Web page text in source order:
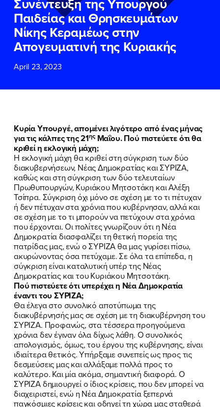
Παιδείας και Θρησκευμάτων
Νίκης Κεραμέως στην
Απογευματινή της Κυριακής
April 23, 2023
Κυρία Υπουργέ, απομένει λιγότερο από ένας μήνας
για τις κάλπες της 21ηςΜαΐου. Πού πιστεύετε ότι θα
κριθεί η εκλογική μάχη;
Η εκλογική μάχη θα κριθεί στη σύγκριση των δύο
διακυβερνήσεων, Νέας Δημοκρατίας και ΣΥΡΙΖΑ,
καθώς και στη σύγκριση των δύο τελευταίων
Πρωθυπουργών, Κυριάκου Μητσοτάκη και Αλέξη
Τσίπρα. Σύγκριση όχι μόνο σε σχέση με το τι πέτυχαν
ή δεν πέτυχαν στα χρόνια που κυβέρνησαν, αλλά και
σε σχέση με το τι μπορούν να πετύχουν στα χρόνια
που έρχονται. Οι πολίτες γνωρίζουν ότι η Νέα
Δημοκρατία διασφαλίζει τη θετική πορεία της
πατρίδας μας, ενώ ο ΣΥΡΙΖΑ θα μας γυρίσει πίσω,
ακυρώνοντας όσα πετύχαμε. Σε όλα τα επίπεδα, η
σύγκριση είναι καταλυτική υπέρ της Νέας
Δημοκρατίας και του Κυριάκου Μητσοτάκη.
Πού πιστεύετε ότι υπερέχει η Νέα Δημοκρατία
έναντι του ΣΥΡΙΖΑ;
Θα έλεγα στο συνολικό αποτύπωμα της
διακυβέρνησής μας σε σχέση με τη διακυβέρνηση του
ΣΥΡΙΖΑ. Προφανώς, στα τέσσερα προηγούμενα
χρόνια δεν έγιναν όλα δίχως λάθη. Ο συνολικός
απολογισμός, όμως, του έργου της κυβέρνησης, είναι
ιδιαίτερα θετικός. Υπήρξαμε συνεπείς ως προς τις
δεσμεύσεις μας και αλλάξαμε πολλά προς το
καλύτερο. Και μία ακόμα, σημαντική διαφορά. Ο
ΣΥΡΙΖΑ δημιουργεί ο ίδιος κρίσεις, που δεν μπορεί να
διαχειριστεί, ενώ η Νέα Δημοκρατία ξεπερνά
παγκόσμιες κρίσεις και οδηγεί τη χώρα μας σταθερά
ΕΠΙΘΕΤΟ*
ΤΗΛΕΦΩΝΟ*
EMAIL
Δεδομένων
και τους τους
Όρους
Χρήσηςτου δικτυακού τόπου του
Πολιτικού Γραφείου της Βουλευτού
Νίκης Κεραμέως
ΥΠΟΒΟΛΗ
ΕΠΙΘΕΤΟ*
ΤΗΛΕΦΩΝΟ
EMAIL
Δεδομένων
και τους τους
Όρους
Χρήσηςτου δικτυακού τόπου του
Πολιτικού Γραφείου της Βουλευτού
Νίκης Κεραμέως
ΥΠΟΒΟΛΗ